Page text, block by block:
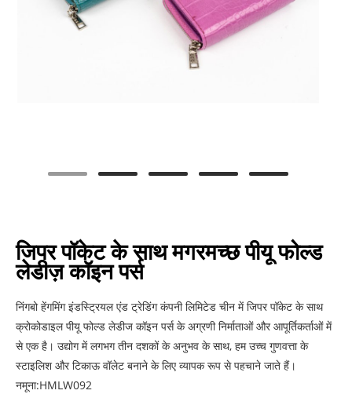
जिपर पॉकेट के साथ मगरमच्छ पीयू फोल्ड
लेडीज़ कॉइन पर्स
निंगबो हेंगमिंग इंडस्ट्रियल एंड ट्रेडिंग कंपनी लिमिटेड चीन में जिपर पॉकेट के साथ
क्रोकोडाइल पीयू फोल्ड लेडीज कॉइन पर्स के अग्रणी निर्माताओं और आपूर्तिकर्ताओं में
से एक है। उद्योग में लगभग तीन दशकों के अनुभव के साथ, हम उच्च गुणवत्ता के
स्टाइलिश और टिकाऊ वॉलेट बनाने के लिए व्यापक रूप से पहचाने जाते हैं।
नमूना:HMLW092